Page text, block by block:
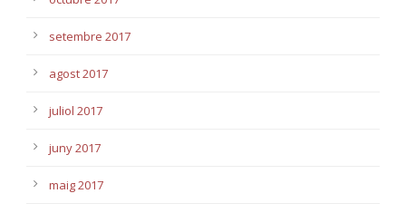
setembre 2017
agost 2017
juliol 2017
juny 2017
maig 2017